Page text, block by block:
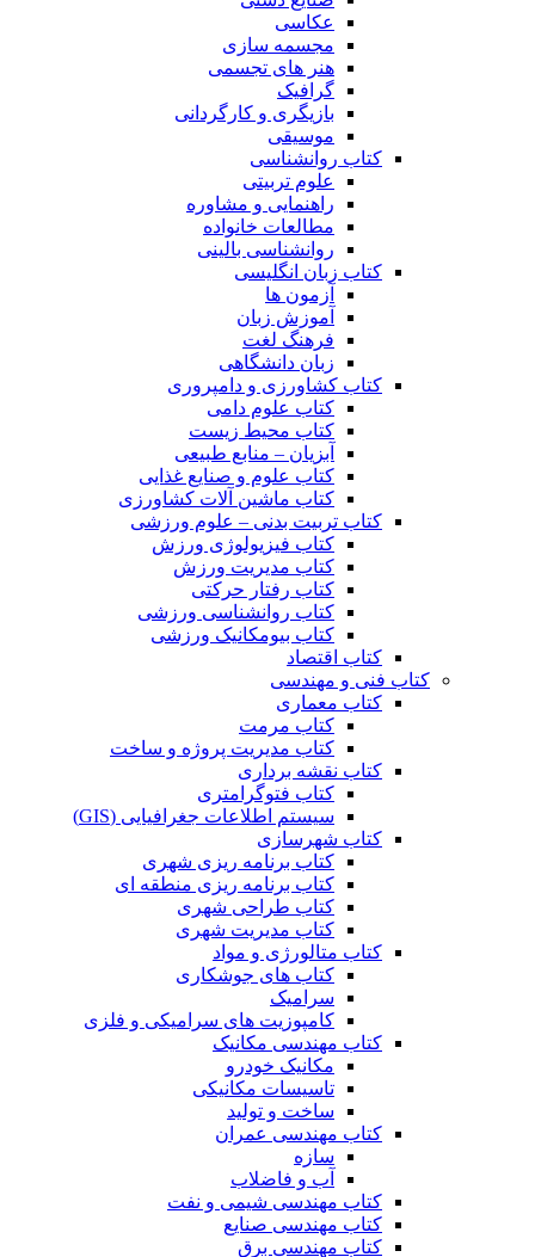
عکاسی
مجسمه سازی
هنر های تجسمی
گرافیک
بازیگری و کارگردانی
موسیقی
کتاب روانشناسی
علوم تربیتی
راهنمایی و مشاوره
مطالعات خانواده
روانشناسی بالینی
کتاب زبان انگلیسی
آزمون ها
آموزش زبان
فرهنگ لغت
زبان دانشگاهی
کتاب کشاورزی و دامپروری
کتاب علوم دامی
کتاب محیط زیست
آبزیان – منابع طبیعی
کتاب علوم و صنایع غذایی
کتاب ماشین آلات کشاورزی
کتاب تربیت بدنی – علوم ورزشی
کتاب فیزیولوژی ورزش
کتاب مدیریت ورزش
کتاب رفتار حرکتی
کتاب روانشناسی ورزشی
کتاب بیومکانیک ورزشی
کتاب اقتصاد
کتاب فنی و مهندسی
کتاب معماری
کتاب مرمت
کتاب مدیریت پروژه و ساخت
کتاب نقشه برداری
کتاب فتوگرامتری
سیستم اطلاعات جغرافیایی (GIS)
کتاب شهرسازی
کتاب برنامه ریزی شهری
کتاب برنامه ریزی منطقه ای
کتاب طراحی شهری
کتاب مدیریت شهری
کتاب متالورژی و مواد
کتاب های جوشکاری
سرامیک
کامپوزیت های سرامیکی و فلزی
کتاب مهندسی مکانیک
مکانیک خودرو
تاسیسات مکانیکی
ساخت و تولید
کتاب مهندسی عمران
سازه
آب و فاضلاب
کتاب مهندسی شیمی و نفت
کتاب مهندسی صنایع
کتاب مهندسی برق